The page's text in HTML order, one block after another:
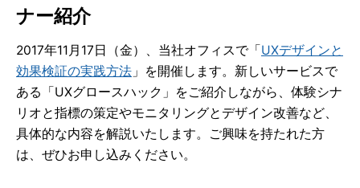
ナー紹介
2017年11月17日（金）、当社オフィスで「 UXデザインと
効果検証の実践方法 」を開催します。新しいサービスで
ある「UXグロースハック」をご紹介しながら、体験シナ
リオと指標の策定やモニタリングとデザイン改善など、
具体的な内容を解説いたします。ご興味を持たれた方
は、ぜひお申し込みください。